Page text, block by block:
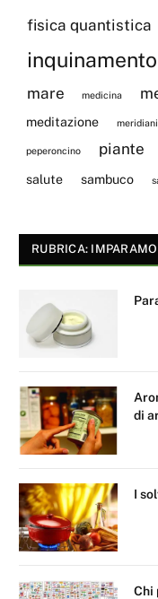
fisica quantistica
inquinamento
mare medicina
meditazione meridiani
peperoncino piante
salute sambuco
RUBRICA:
di
I
Chi